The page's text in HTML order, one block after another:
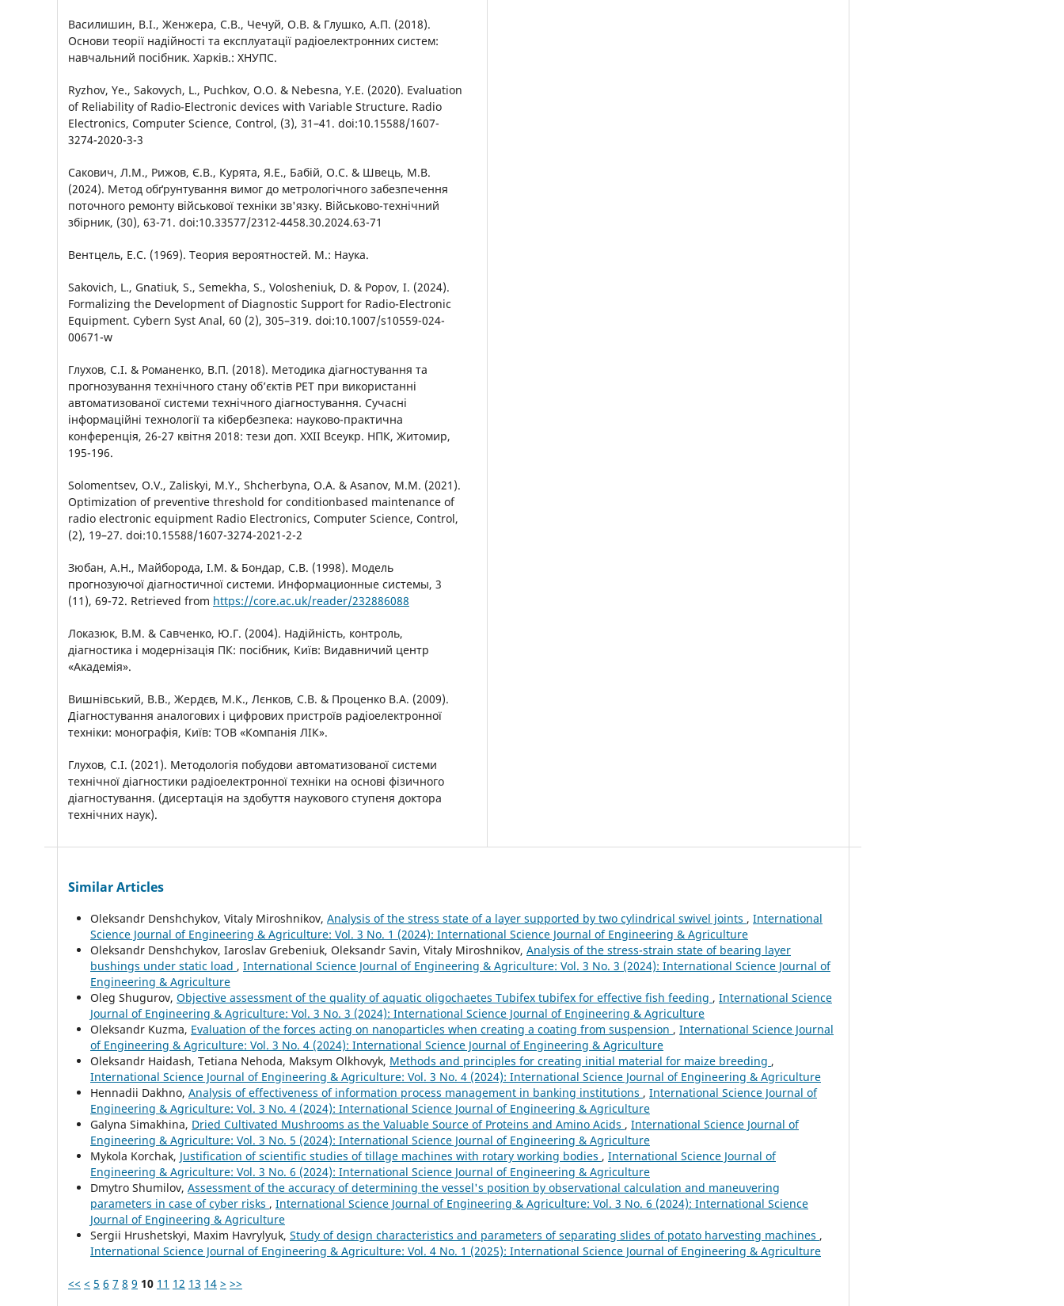
Василишин, В.І., Женжера, С.В., Чечуй, О.В. & Глушко, А.П. (2018).
Основи теорії надійності та експлуатації радіоелектронних систем:
навчальний посібник. Харків.: ХНУПС.
Ryzhov, Ye., Sakovych, L., Puchkov, O.O. & Nebesna, Y.E. (2020). Evaluation
of Reliability of Radio-Electronic devices with Variable Structure. Radio
Electronics, Computer Science, Control, (3), 31–41. doi:10.15588/1607-
3274-2020-3-3
Сакович, Л.М., Рижов, Є.В., Курята, Я.Е., Бабій, О.С. & Швець, М.В.
(2024). Метод обґрунтування вимог до метрологічного забезпечення
поточного ремонту військової техніки зв'язку. Військово-технічний
збірник, (30), 63-71. doi:10.33577/2312-4458.30.2024.63-71
Вентцель, Е.С. (1969). Теория вероятностей. М.: Наука.
Sakovich, L., Gnatiuk, S., Semekha, S., Volosheniuk, D. & Popov, I. (2024).
Formalizing the Development of Diagnostic Support for Radio-Electronic
Equipment. Cybern Syst Anal, 60 (2), 305–319. doi:10.1007/s10559-024-
00671-w
Глухов, С.І. & Романенко, В.П. (2018). Методика діагностування та
прогнозування технічного стану об’єктів РЕТ при використанні
автоматизованої системи технічного діагностування. Сучасні
інформаційні технології та кібербезпека: науково-практична
конференція, 26-27 квітня 2018: тези доп. XXII Всеукр. НПК, Житомир,
195-196.
Solomentsev, O.V., Zaliskyi, M.Y., Shcherbyna, O.A. & Asanov, M.M. (2021).
Optimization of preventive threshold for conditionbased maintenance of
radio electronic equipment Radio Electronics, Computer Science, Control,
(2), 19–27. doi:10.15588/1607-3274-2021-2-2
Зюбан, А.Н., Майборода, І.М. & Бондар, С.В. (1998). Модель
прогнозуючої діагностичної системи. Информационные системы, 3
(11), 69-72. Retrieved from https://core.ac.uk/reader/232886088
Локазюк, В.М. & Савченко, Ю.Г. (2004). Надійність, контроль,
діагностика і модернізація ПК: посібник, Київ: Видавничий центр
«Академія».
Вишнівський, В.В., Жердєв, М.К., Лєнков, С.В. & Проценко В.А. (2009).
Діагностування аналогових і цифрових пристроїв радіоелектронної
техніки: монографія, Київ: ТОВ «Компанія ЛІК».
Глухов, С.І. (2021). Методологія побудови автоматизованої системи
технічної діагностики радіоелектронної техніки на основі фізичного
діагностування. (дисертація на здобуття наукового ступеня доктора
технічних наук).
Similar Articles
Oleksandr Denshchykov, Vitaly Miroshnikov, Analysis of the stress state of a layer supported by two cylindrical swivel joints , International
Science Journal of Engineering & Agriculture: Vol. 3 No. 1 (2024): International Science Journal of Engineering & Agriculture
Oleksandr Denshchykov, Iaroslav Grebeniuk, Oleksandr Savin, Vitaly Miroshnikov, Analysis of the stress-strain state of bearing layer
bushings under static load , International Science Journal of Engineering & Agriculture: Vol. 3 No. 3 (2024): International Science Journal of
Engineering & Agriculture
Oleg Shugurov, Objective assessment of the quality of aquatic oligochaetes Tubifex tubifex for effective fish feeding , International Science
Journal of Engineering & Agriculture: Vol. 3 No. 3 (2024): International Science Journal of Engineering & Agriculture
Oleksandr Kuzma, Evaluation of the forces acting on nanoparticles when creating a coating from suspension , International Science Journal
of Engineering & Agriculture: Vol. 3 No. 4 (2024): International Science Journal of Engineering & Agriculture
Oleksandr Haidash, Tetiana Nеhoda, Maksym Olkhovyk, Methods and principles for creating initial material for maize breeding ,
International Science Journal of Engineering & Agriculture: Vol. 3 No. 4 (2024): International Science Journal of Engineering & Agriculture
Hennadii Dakhno, Analysis of effectiveness of information process management in banking institutions , International Science Journal of
Engineering & Agriculture: Vol. 3 No. 4 (2024): International Science Journal of Engineering & Agriculture
Galyna Simakhina, Dried Cultivated Mushrooms as the Valuable Source of Proteins and Amino Acids , International Science Journal of
Engineering & Agriculture: Vol. 3 No. 5 (2024): International Science Journal of Engineering & Agriculture
Mykola Korchak, Justification of scientific studies of tillage machines with rotary working bodies , International Science Journal of
Engineering & Agriculture: Vol. 3 No. 6 (2024): International Science Journal of Engineering & Agriculture
Dmytro Shumilov, Assessment of the accuracy of determining the vessel's position by observational calculation and maneuvering
parameters in case of cyber risks , International Science Journal of Engineering & Agriculture: Vol. 3 No. 6 (2024): International Science
Journal of Engineering & Agriculture
Sergiі Hrushetskyі, Maxim Havrylyuk, Study of design characteristics and parameters of separating slides of potato harvesting machines ,
International Science Journal of Engineering & Agriculture: Vol. 4 No. 1 (2025): International Science Journal of Engineering & Agriculture
<< < 5 6 7 8 9 10 11 12 13 14 > >>